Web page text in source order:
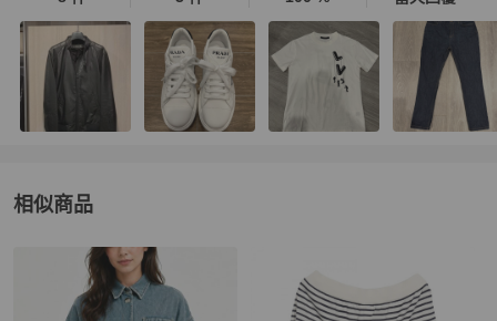
相似商品
Prada男裝推薦精品